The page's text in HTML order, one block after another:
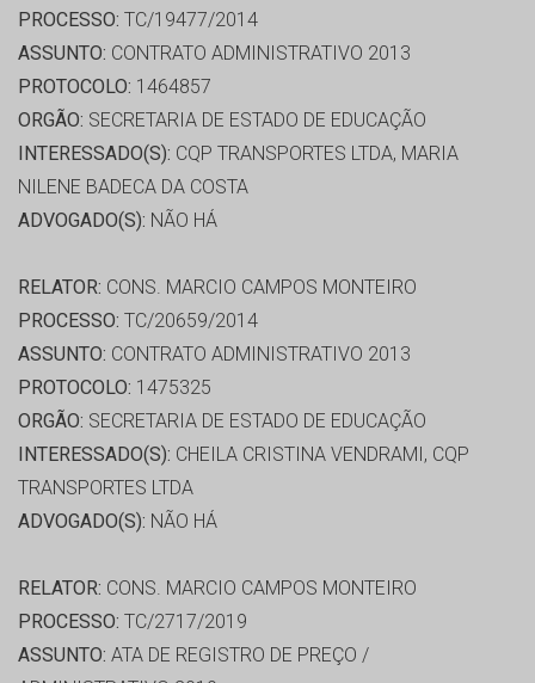
PROCESSO: TC/19477/2014
ASSUNTO: CONTRATO ADMINISTRATIVO 2013
PROTOCOLO: 1464857
ORGÃO: SECRETARIA DE ESTADO DE EDUCAÇÃO
INTERESSADO(S): CQP TRANSPORTES LTDA, MARIA
NILENE BADECA DA COSTA
ADVOGADO(S): NÃO HÁ
RELATOR: CONS. MARCIO CAMPOS MONTEIRO
PROCESSO: TC/20659/2014
ASSUNTO: CONTRATO ADMINISTRATIVO 2013
PROTOCOLO: 1475325
ORGÃO: SECRETARIA DE ESTADO DE EDUCAÇÃO
INTERESSADO(S): CHEILA CRISTINA VENDRAMI, CQP
TRANSPORTES LTDA
ADVOGADO(S): NÃO HÁ
RELATOR: CONS. MARCIO CAMPOS MONTEIRO
PROCESSO: TC/2717/2019
ASSUNTO: ATA DE REGISTRO DE PREÇO /